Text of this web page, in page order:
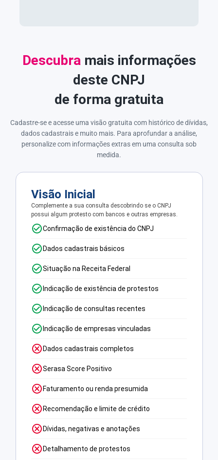
Descubra mais informações
deste CNPJ
de forma gratuita
Cadastre-se e acesse uma visão gratuita com histórico de dívidas,
dados cadastrais e muito mais. Para aprofundar a análise,
personalize com informações extras em uma consulta sob
medida.
Visão Inicial
Complemente a sua consulta descobrindo se o CNPJ
possui algum protesto com bancos e outras empresas.
Confirmação de existência do CNPJ
Dados cadastrais básicos
Situação na Receita Federal
Indicação de existência de protestos
Indicação de consultas recentes
Indicação de empresas vinculadas
Dados cadastrais completos
Serasa Score Positivo
Faturamento ou renda presumida
Recomendação e limite de crédito
Dívidas, negativas e anotações
Detalhamento de protestos